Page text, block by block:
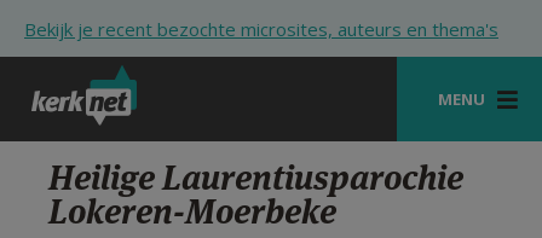
Bekijk je recent bezochte microsites, auteurs en thema's
MENU
STARTPAGINA
KERK
Heilige Laurentiusparochie
Lokeren-Moerbeke